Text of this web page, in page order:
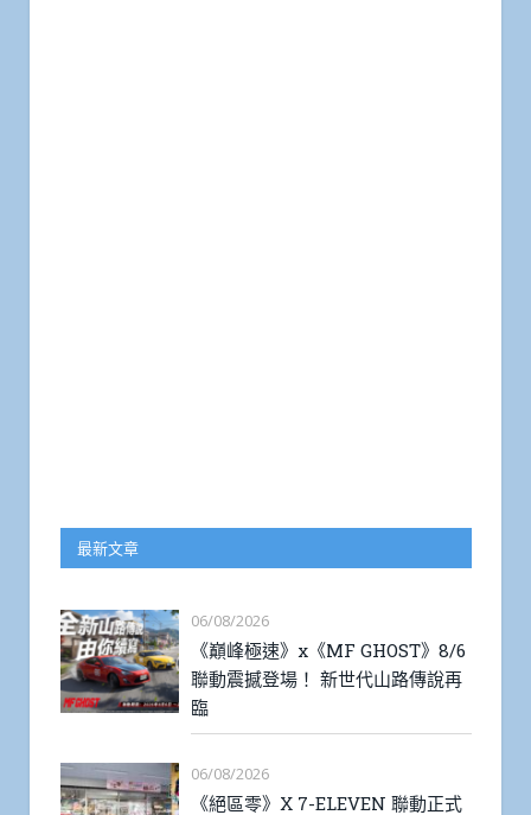
最新文章
06/08/2026
《巔峰極速》x《MF GHOST》8/6
聯動震撼登場！ 新世代山路傳說再
臨
06/08/2026
《絕區零》X 7-ELEVEN 聯動正式